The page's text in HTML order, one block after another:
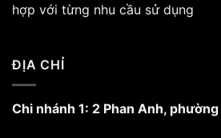
được
hợp với từng nhu cầu sử dụng
ĐỊA CHỈ
Chi nhánh 1: 2 Phan Anh,